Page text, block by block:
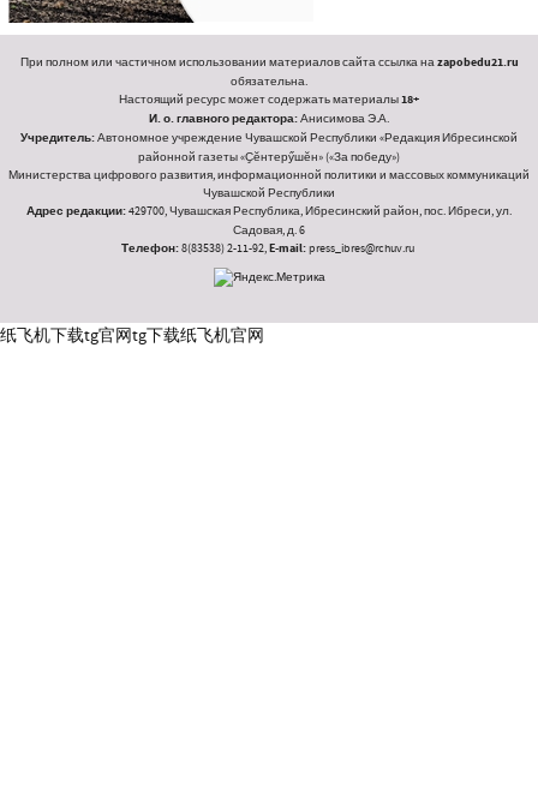
При полном или частичном использовании материалов сайта ссылка наzapobedu21.ru
обязательна.
Настоящий ресурс может содержать материалы18+
И. о. главного редактора:Анисимова Э.А.
Учредитель:Автономное учреждение Чувашской Республики «Редакция Ибресинской
районной газеты «Ҫӗнтерӳшӗн» («За победу»)
Министерства цифрового развития, информационной политики и массовых коммуникаций
Чувашской Республики
Адрес редакции:429700, Чувашская Республика, Ибресинский район, пос. Ибреси, ул.
Садовая, д. 6
Телефон:8(83538) 2-11-92,E-mail:press_ibres@rchuv.ru
纸飞机下载tg官网tg下载纸飞机官网